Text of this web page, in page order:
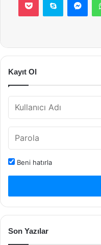
Kayıt Ol
Beni hatırla
Son Yazılar